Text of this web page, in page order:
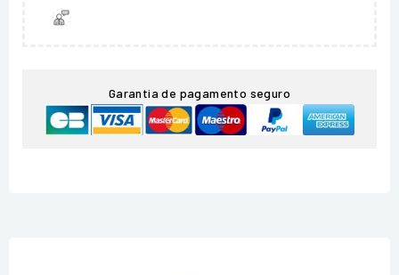
Garantia de pagamento seguro